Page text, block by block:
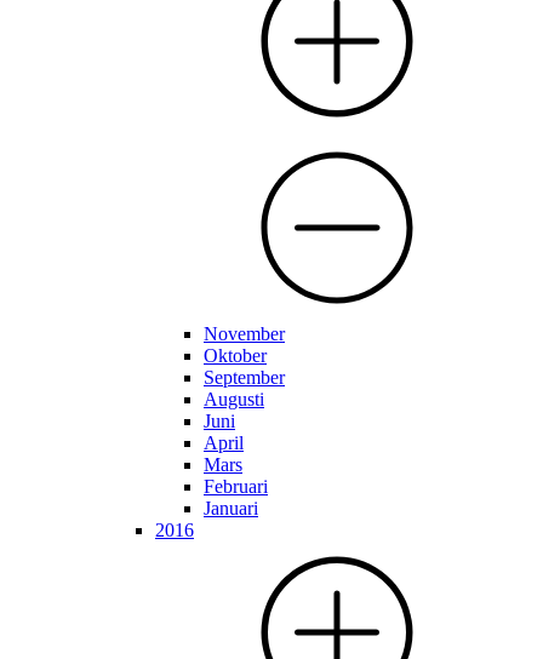
November
Oktober
September
Augusti
Juni
April
Mars
Februari
Januari
2016